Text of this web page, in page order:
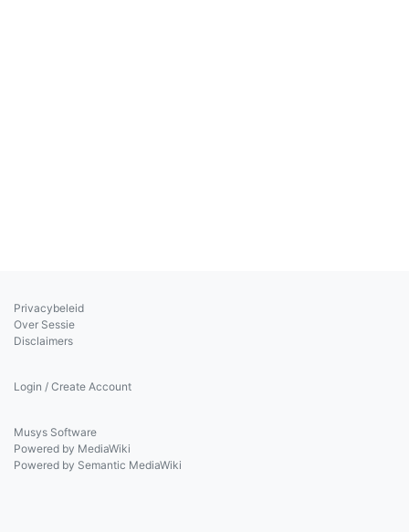
Privacybeleid
Over Sessie
Disclaimers
Login / Create Account
Musys Software
Powered by MediaWiki
Powered by Semantic MediaWiki